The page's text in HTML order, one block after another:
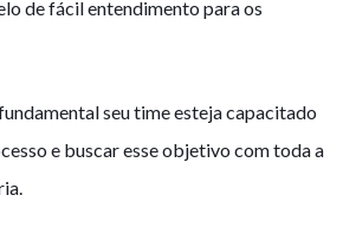
de fácil entendimento para os
seu time esteja capacitado
e buscar esse objetivo com toda a